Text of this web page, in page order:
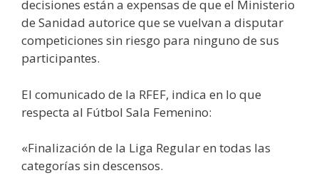
decisiones están a expensas de que el Ministerio
de Sanidad autorice que se vuelvan a disputar
competiciones sin riesgo para ninguno de sus
participantes.
El comunicado de la RFEF, indica en lo que
respecta al Fútbol Sala Femenino:
«Finalización de la Liga Regular en todas las
categorías sin descensos.